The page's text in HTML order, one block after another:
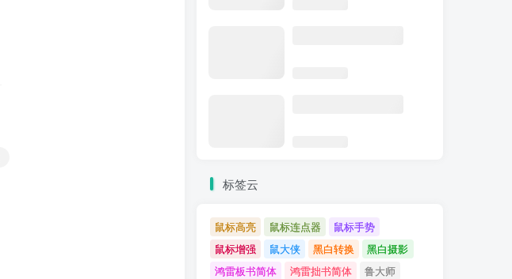
标签云
鼠标高亮 鼠标连点器
鼠标手势
鼠标增强
鼠大侠 黑白转换
黑白摄影
鸿雷板书简体
鸿雷拙书简体
鲁大师